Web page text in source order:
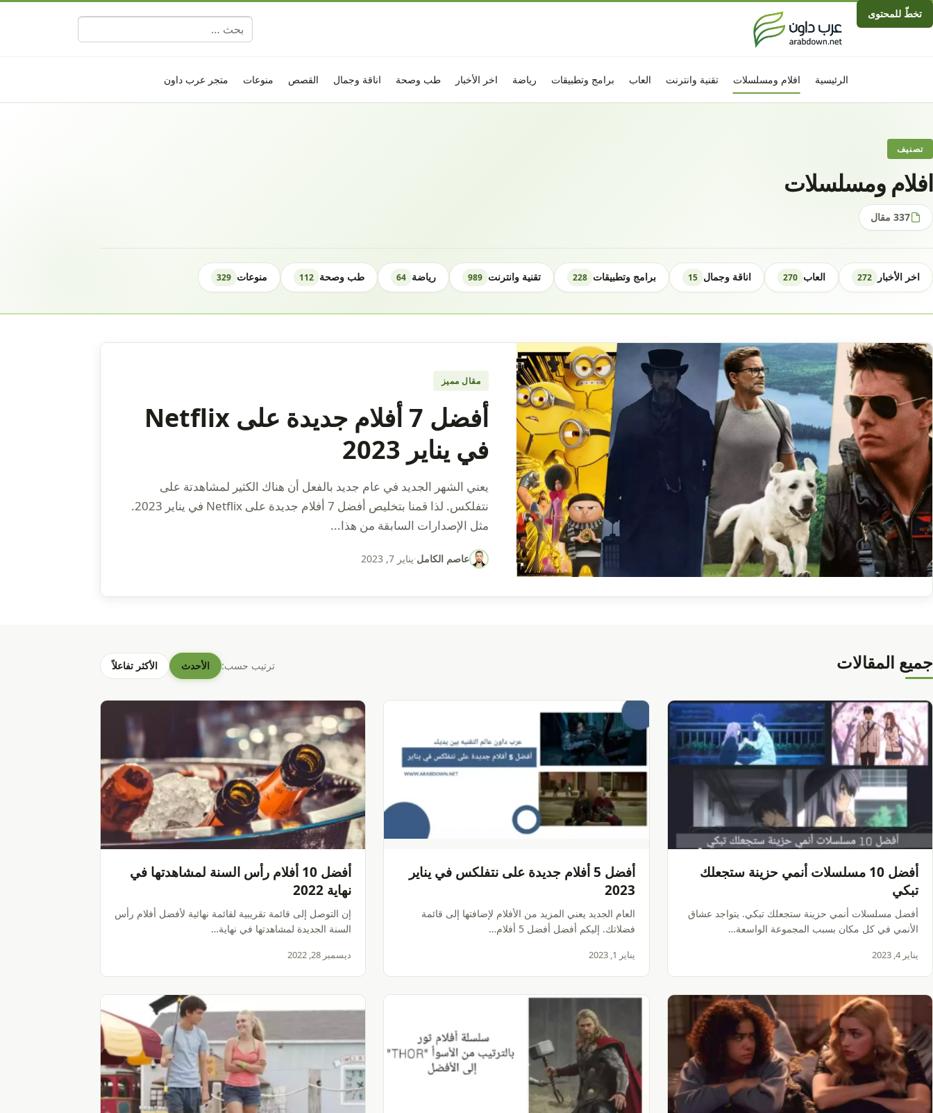
تخطّ للمحتوى
البحث عن:
الرئيسية افلام ومسلسلات تقنية وانترنت العاب برامج وتطبيقات رياضة اخر الأخبار طب وصحة اناقة وجمال القصص منوعات متجر عرب داون
تصنيف
افلام ومسلسلات
337 مقال
اخر الأخبار 272 العاب 270 اناقة وجمال 15 برامج وتطبيقات 228 تقنية وانترنت 989 رياضة 64 طب وصحة 112 منوعات 329
مقال مميز
أفضل 7 أفلام جديدة على Netflix
في يناير 2023
يعني الشهر الجديد في عام جديد بالفعل أن هناك الكثير لمشاهدتة على
نتفلكس. لذا قمنا بتخليص أفضل 7 أفلام جديدة على Netflix في يناير 2023.
مثل الإصدارات السابقة من هذا...
عاصم الكامل·يناير 7, 2023
جميع المقالات ترتيب حسب: الأحدث الأكثر تفاعلاً
أفضل 10 مسلسلات أنمي حزينة ستجعلك
تبكي
أفضل مسلسلات أنمي حزينة ستجعلك تبكي. يتواجد عشاق
الأنمي في كل مكان بسبب المجموعة الواسعة…
يناير 4, 2023
أفضل 5 أفلام جديدة على نتفلكس في يناير
2023
العام الجديد يعني المزيد من الأفلام لإضافتها إلى قائمة
فضلاتك. إليكم أفضل أفضل 5 أفلام…
يناير 1, 2023
أفضل 10 أفلام رأس السنة لمشاهدتها في
نهاية 2022
إن التوصل إلى قائمة تقريبية لقائمة نهائية لأفضل أفلام رأس
السنة الجديدة لمشاهدتها في نهاية…
ديسمبر 28, 2022